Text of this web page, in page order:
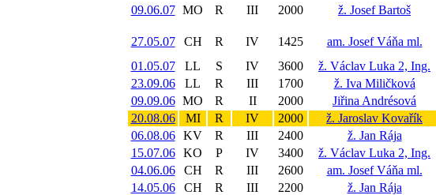
09.06.07 MO R III 2000 ž. Josef Bartoš
27.05.07 CH R IV 1425 am. Josef Váňa ml.
01.05.07
LL S IV 3600 ž. Václav Luka 2, Ing.
23.09.06
LL R III 1700 ž. Iva Miličková
09.09.06 MO R II 2000 Jiřina Andrésová
20.08.06
MI R IV 2000 ž. Jaroslav Kovařík
06.08.06
KV R III 2400 ž. Jan Rája
15.07.06
KO P IV 3400 ž. Václav Luka 2, Ing.
04.06.06
CH R III 2600 am. Josef Váňa ml.
14.05.06
CH R III 2200 ž. Jan Rája